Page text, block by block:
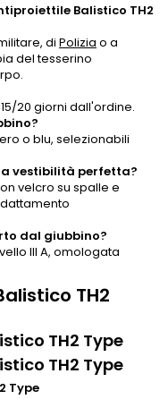
Balistico TH2
di Polizia o a
del tesserino
20 giorni dall'ordine.
o blu, selezionabili
vestibilità perfetta?
velcro su spalle e
dal giubbino?
III A, omologata
TH2
TH2 Type
TH2 Type
Type